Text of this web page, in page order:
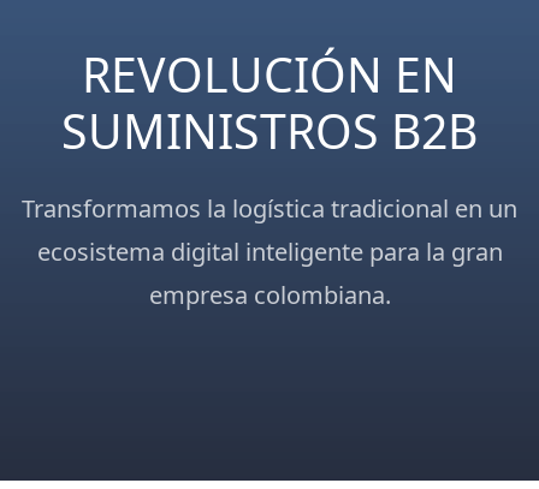
REVOLUCIÓN EN
SUMINISTROS B2B
Transformamos la logística tradicional en un
ecosistema digital inteligente para la gran
empresa colombiana.